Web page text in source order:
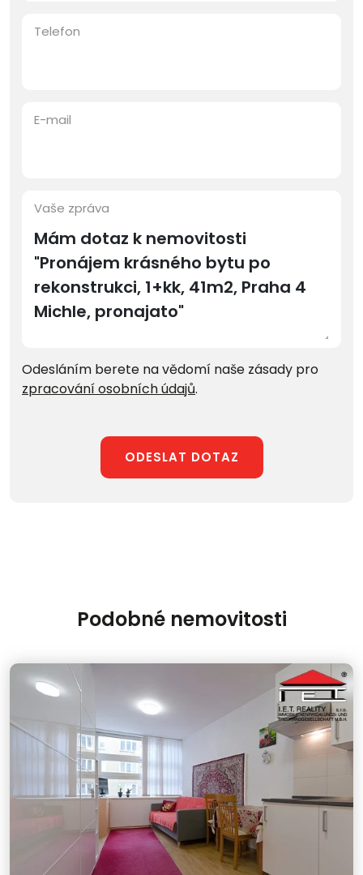
Telefon
E-mail
Vaše zpráva
Odesláním berete na vědomí naše zásady pro
zpracování osobních údajů.
ODESLAT DOTAZ
Podobné nemovitosti